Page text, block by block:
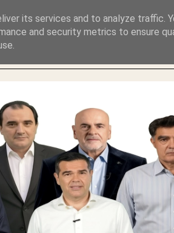
its services and to analyze traffic.
and security metrics to ensure